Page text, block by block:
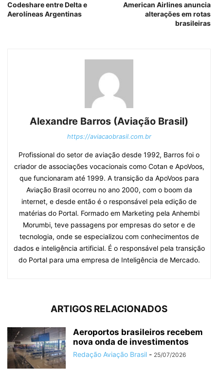
Codeshare entre Delta e
Aerolíneas Argentinas
American Airlines anuncia
alterações em rotas
brasileiras
Alexandre Barros (Aviação Brasil)
https://aviacaobrasil.com.br
Profissional do setor de aviação desde 1992, Barros foi o
criador de associações vocacionais como Cotan e ApoVoos,
que funcionaram até 1999. A transição da ApoVoos para
Aviação Brasil ocorreu no ano 2000, com o boom da
internet, e desde então é o responsável pela edição de
matérias do Portal. Formado em Marketing pela Anhembi
Morumbi, teve passagens por empresas do setor e de
tecnologia, onde se especializou com conhecimentos de
dados e inteligência artificial. É o responsável pela transição
do Portal para uma empresa de Inteligência de Mercado.
ARTIGOS RELACIONADOS
Aeroportos brasileiros recebem
nova onda de investimentos
Redação Aviação Brasil - 25/07/2026